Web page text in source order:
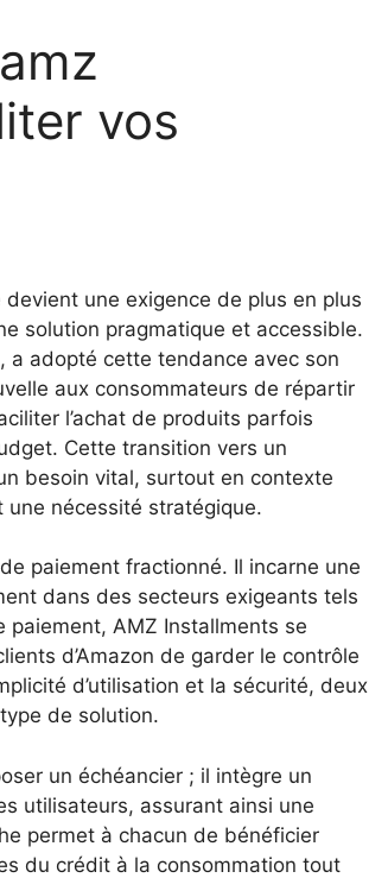
vos
une exigence de plus en plus
solution pragmatique et accessible.
a adopté cette tendance avec son
aux consommateurs de répartir
l’achat de produits parfois
Cette transition vers un
besoin vital, surtout en contexte
nécessité stratégique.
paiement fractionné. Il incarne une
dans des secteurs exigeants tels
paiement, AMZ Installments se
d’Amazon de garder le contrôle
d’utilisation et la sécurité, deux
de solution.
un échéancier ; il intègre un
utilisateurs, assurant ainsi une
permet à chacun de bénéficier
du crédit à la consommation tout